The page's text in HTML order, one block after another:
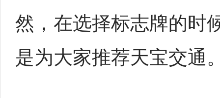
然，在选择标志牌的时
是为大家推荐天宝交通